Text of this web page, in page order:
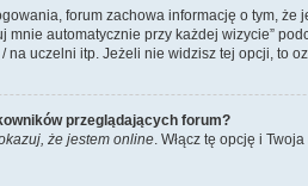
forum zachowa informację o tym,
automatycznie przy każdej wizycie”
uczelni itp. Jeżeli nie widzisz tej opcji, to
przeglądających forum?
że jestem online. Włącz tę opcję i